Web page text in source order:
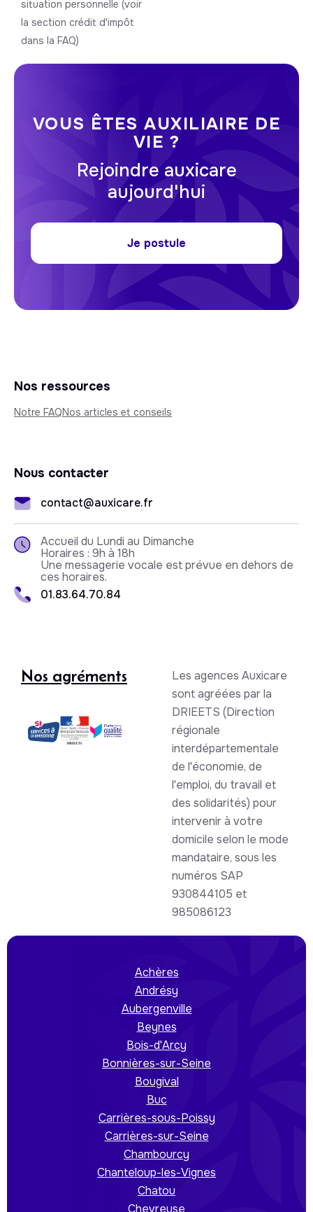
situation personnelle (voir
la section crédit d'impôt
dans la FAQ)
VOUS ÊTES AUXILIAIRE DE
VIE ?
Rejoindre auxicare
aujourd'hui
Je postule
Nos ressources
Notre FAQNos articles et conseils
Nous contacter
contact@auxicare.fr
Accueil du Lundi au Dimanche
Horaires : 9h à 18h
Une messagerie vocale est prévue en dehors de
ces horaires.
01.83.64.70.84
Nos agréments
Les agences Auxicare
sont agréées par la
DRIEETS (Direction
régionale
interdépartementale
de l'économie, de
l'emploi, du travail et
des solidarités) pour
intervenir à votre
domicile selon le mode
mandataire, sous les
numéros SAP
930844105 et
985086123
Achères
Andrésy
Aubergenville
Beynes
Bois-d'Arcy
Bonnières-sur-Seine
Bougival
Buc
Carrières-sous-Poissy
Carrières-sur-Seine
Chambourcy
Chanteloup-les-Vignes
Chatou
Chevreuse